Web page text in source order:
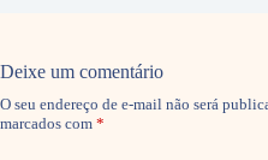
Deixe um comentário
O seu endereço de e-mail não será
marcados com *